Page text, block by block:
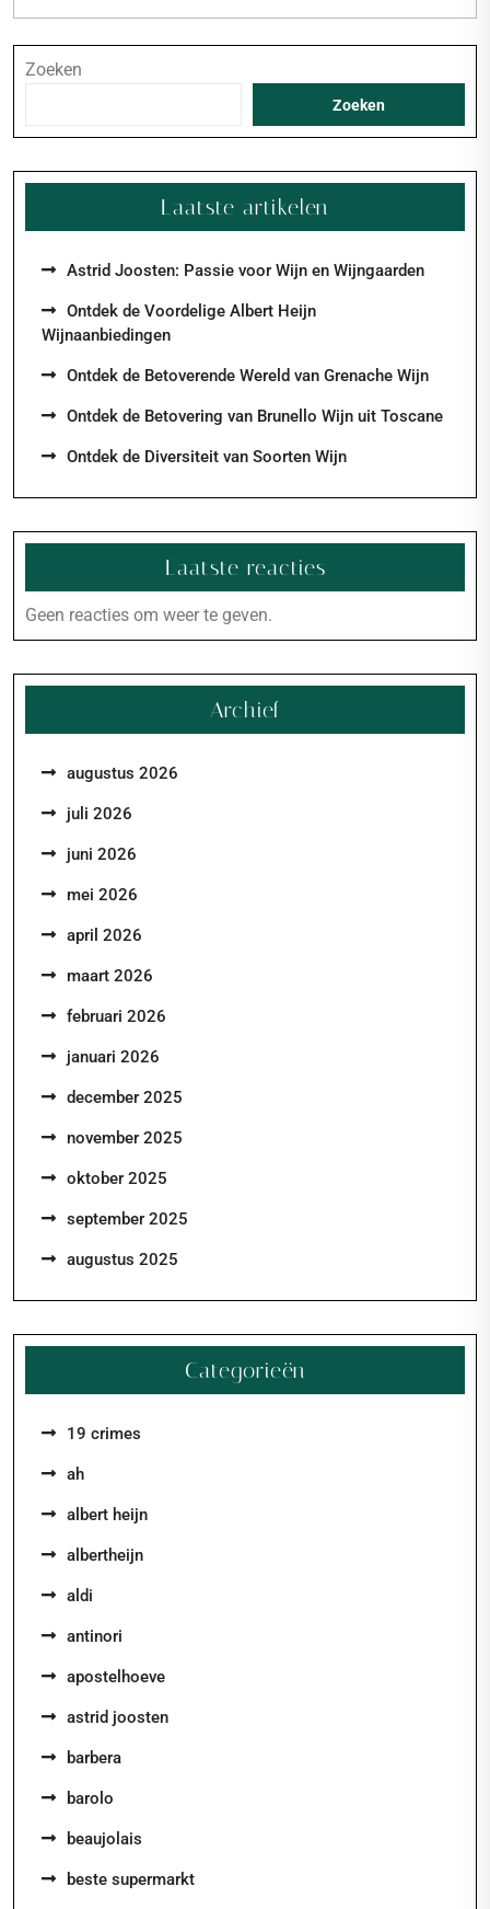
Zoeken
Zoeken
Laatste artikelen
Astrid Joosten: Passie voor Wijn en Wijngaarden
Ontdek de Voordelige Albert Heijn
Wijnaanbiedingen
Ontdek de Betoverende Wereld van Grenache Wijn
Ontdek de Betovering van Brunello Wijn uit Toscane
Ontdek de Diversiteit van Soorten Wijn
Laatste reacties
Geen reacties om weer te geven.
Archief
augustus 2026
juli 2026
juni 2026
mei 2026
april 2026
maart 2026
februari 2026
januari 2026
december 2025
november 2025
oktober 2025
september 2025
augustus 2025
Categorieën
19 crimes
ah
albert heijn
albertheijn
aldi
antinori
apostelhoeve
astrid joosten
barbera
barolo
beaujolais
beste supermarkt